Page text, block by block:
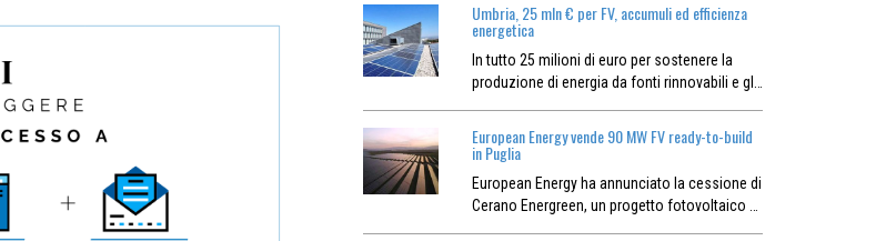
Umbria, 25 mln € per FV, accumuli ed efficienza
energetica
In tutto 25 milioni di euro per sostenere la
produzione di energia da fonti rinnovabili e gl…
European Energy vende 90 MW FV ready-to-build
in Puglia
European Energy ha annunciato la cessione di
Cerano Energreen, un progetto fotovoltaico …